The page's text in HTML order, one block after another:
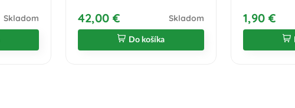
Skladom 42,00 € Skladom
Do košíka
1,90 €